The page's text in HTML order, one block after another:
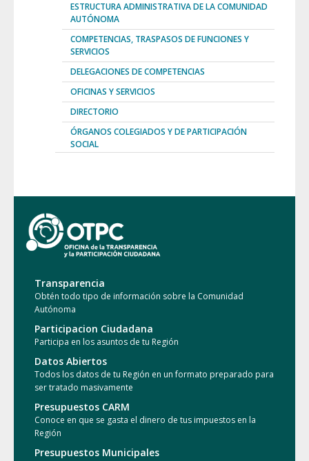
ESTRUCTURA ADMINISTRATIVA DE LA COMUNIDAD
AUTÓNOMA
COMPETENCIAS, TRASPASOS DE FUNCIONES Y
SERVICIOS
DELEGACIONES DE COMPETENCIAS
OFICINAS Y SERVICIOS
DIRECTORIO
ÓRGANOS COLEGIADOS Y DE PARTICIPACIÓN
SOCIAL
Transparencia
Obtén todo tipo de información sobre la Comunidad
Autónoma
Participacion Ciudadana
Participa en los asuntos de tu Región
Datos Abiertos
Todos los datos de tu Región en un formato preparado para
ser tratado masivamente
Presupuestos CARM
Conoce en que se gasta el dinero de tus impuestos en la
Región
Presupuestos Municipales